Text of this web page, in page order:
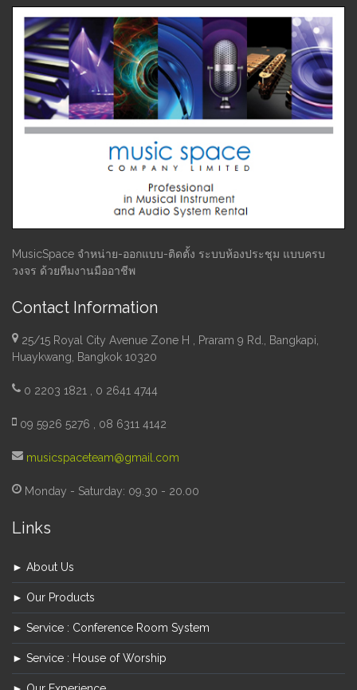
MusicSpace จำหน่าย-ออกแบบ-ติดตั้ง ระบบห้องประชุม แบบครบ
วงจร ด้วยทีมงานมืออาชีพ
Contact Information
25/15 Royal City Avenue Zone H , Praram 9 Rd., Bangkapi,
Huaykwang, Bangkok 10320
0 2203 1821 , 0 2641 4744
09 5926 5276 , 08 6311 4142
musicspaceteam@gmail.com
Monday - Saturday: 09.30 - 20.00
Links
► About Us
► Our Products
► Service : Conference Room System
► Service : House of Worship